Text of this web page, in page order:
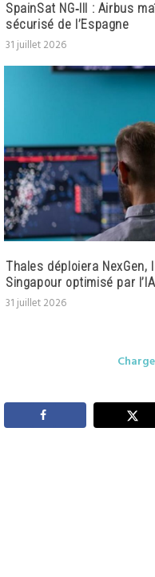
SpainSat NG‑III : Airbus
sécurisé de l’Espagne
31 juillet 2026
Thales déploiera
Singapour optimisé par l’IA
31 juillet 2026